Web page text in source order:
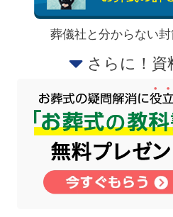
葬儀社と分からない
さらに！資